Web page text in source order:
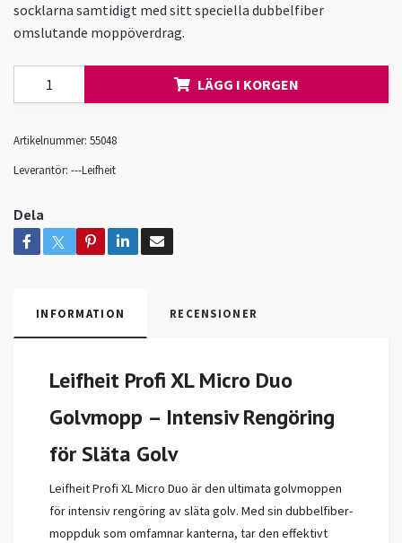
socklarna samtidigt med sitt speciella dubbelfiber
omslutande moppöverdrag.
LÄGG I KORGEN
Artikelnummer: 55048
Leverantör: ---Leifheit
Dela
INFORMATION RECENSIONER
Leifheit Profi XL Micro Duo
Golvmopp – Intensiv Rengöring
för Släta Golv
Leifheit Profi XL Micro Duo är den ultimata golvmoppen
för intensiv rengöring av släta golv. Med sin dubbelfiber-
moppduk som omfamnar kanterna, tar den effektivt